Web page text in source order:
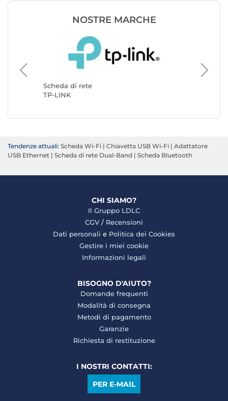
NOSTRE MARCHE
Scheda di rete
TP-LINK
Scheda
Tendenze attuali: Scheda Wi-Fi | Chiavetta USB Wi-Fi | Adattatore
USB Ethernet | Scheda di rete Dual-Band | Scheda Bluetooth
CHI SIAMO?
Il Gruppo LDLC
CGV / Recensioni
Dati personali e Politica dei Cookies
Gestire i miei cookie
Informazioni legali
BISOGNO D'AIUTO?
Domande frequenti
Modalità di consegna
Metodi di pagamento
Garanzie
Richiesta di restituzione
I NOSTRI CONTATTI:
PER E-MAIL